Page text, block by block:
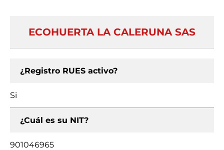
ECOHUERTA LA CALERUNA SAS
¿Registro RUES activo?
Si
¿Cuál es su NIT?
901046965